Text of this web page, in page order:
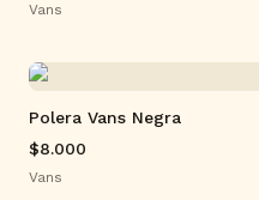
Vans
Polera Vans Negra
$8.000
Vans